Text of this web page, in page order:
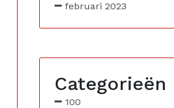
februari 2023
Categorieën
100